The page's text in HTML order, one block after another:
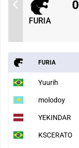
FURIA
0
FURIA
Yuurih
molodoy
YEKINDAR
KSCERATO